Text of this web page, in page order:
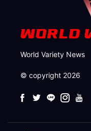
World Variety News
© copyright 2026